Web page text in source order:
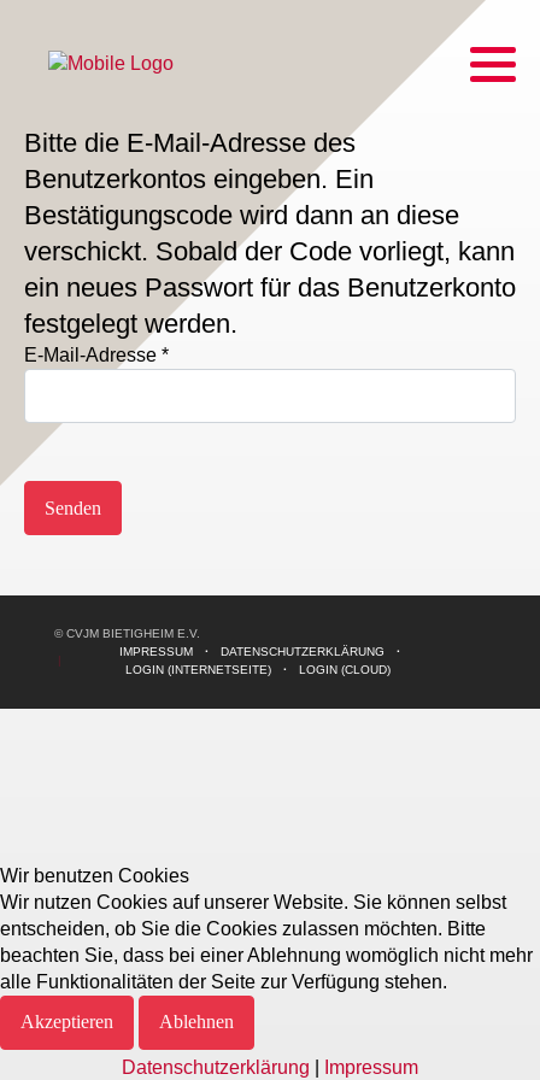
Bitte die E-Mail-Adresse des
Benutzerkontos eingeben. Ein
Bestätigungscode wird dann an diese
verschickt. Sobald der Code vorliegt, kann
ein neues Passwort für das Benutzerkonto
festgelegt werden.
E-Mail-Adresse *
Captcha
Senden
© CVJM BIETIGHEIM E.V.
IMPRESSUM
DATENSCHUTZERKLÄRUNG
LOGIN (INTERNETSEITE)
LOGIN (CLOUD)
Wir benutzen Cookies
Wir nutzen Cookies auf unserer Website. Sie können selbst
entscheiden, ob Sie die Cookies zulassen möchten. Bitte
beachten Sie, dass bei einer Ablehnung womöglich nicht mehr
alle Funktionalitäten der Seite zur Verfügung stehen.
Akzeptieren
Ablehnen
Datenschutzerklärung Impressum